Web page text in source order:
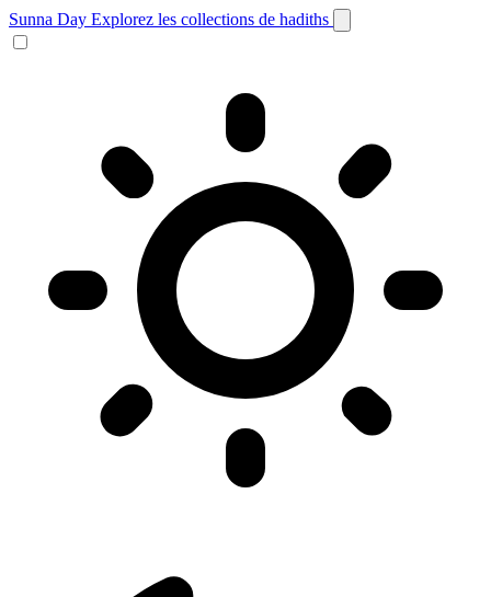
Sunna Day Explorez les collections de hadiths